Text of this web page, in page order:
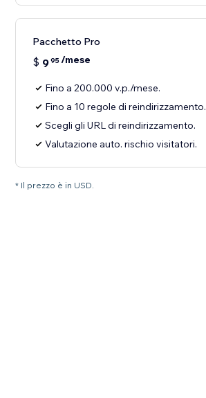
Pacchetto Pro
$ 995/mese
Fino a 200.000 v.p./mese.
Fino a 10 regole di reindirizzamento.
Scegli gli URL di reindirizzamento.
Valutazione auto. rischio visitatori.
* Il prezzo è in USD.